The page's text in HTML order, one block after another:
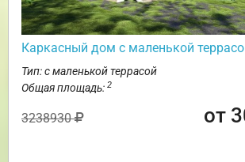
Каркасный дом с маленькой
Тип: с маленькой террасой
Общая площадь: 2
3238930 от